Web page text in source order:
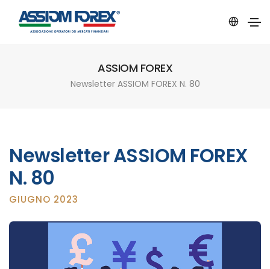
ASSIOM FOREX
Newsletter ASSIOM FOREX N. 80
Newsletter ASSIOM FOREX
N. 80
GIUGNO 2023